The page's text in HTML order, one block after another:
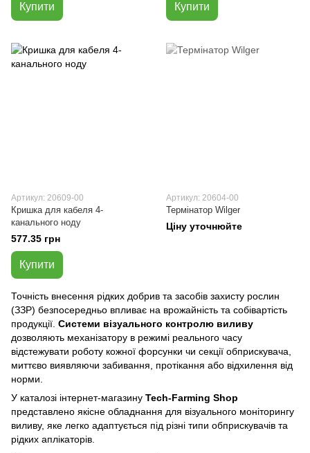
Купити Купити
Артикул: 20609-00
Кришка для кабеля 4-
канального ноду
577.35 грн
Купити
Артикул: 20604-00
Термінатор Wilger
Ціну уточнюйте
Точність внесення рідких добрив та засобів захисту рослин
(ЗЗР) безпосередньо впливає на врожайність та собівартість
продукції. Системи візуального контролю виливу
дозволяють механізатору в режимі реального часу
відстежувати роботу кожної форсунки чи секції обприскувача,
миттєво виявляючи забивання, протікання або відхилення від
норми.
У каталозі інтернет-магазину Tech-Farming Shop
представлено якісне обладнання для візуального моніторингу
виливу, яке легко адаптується під різні типи обприскувачів та
рідких аплікаторів.